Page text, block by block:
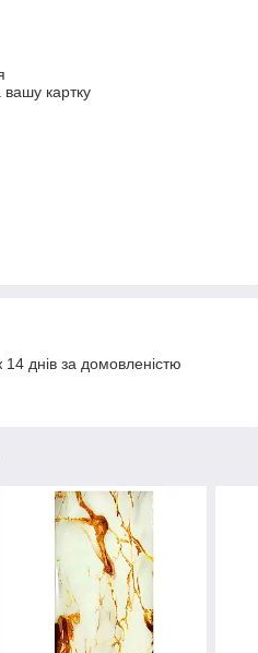
вашу картку
днів за домовленістю